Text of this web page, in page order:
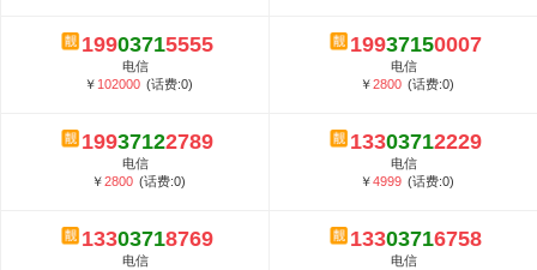
19903715555
电信
￥ 102000 (话费:0)
19937150007
电信
￥2800 (话费:0)
19937122789
电信
￥2800 (话费:0)
13303712229
电信
￥4999 (话费:0)
13303718769
电信
13303716758
电信